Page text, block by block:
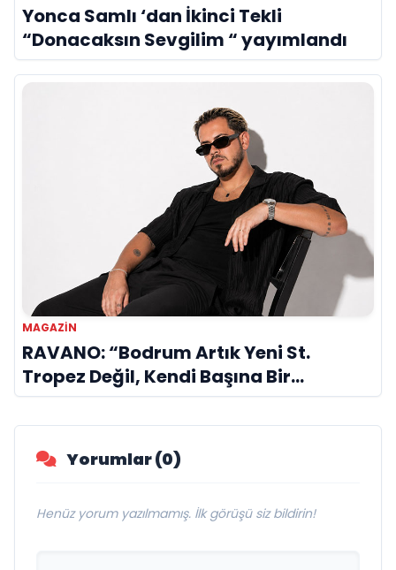
Yonca Samlı ‘dan İkinci Tekli
“Donacaksın Sevgilim “ yayımlandı
MAGAZIN
RAVANO: “Bodrum Artık Yeni St.
Tropez Değil, Kendi Başına Bir
Referans”
Yorumlar (0)
Henüz yorum yazılmamış. İlk görüşü siz bildirin!